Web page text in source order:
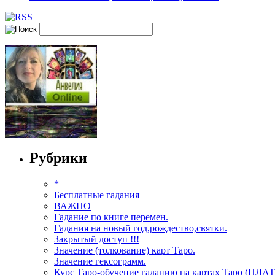
Рубрики
*
Бесплатные гадания
ВАЖНО
Гадание по книге перемен.
Гадания на новый год,рождество,святки.
Закрытый доступ !!!
Значение (толкование) карт Таро.
Значение гексограмм.
Курс Таро-обучение гаданию на картах Таро